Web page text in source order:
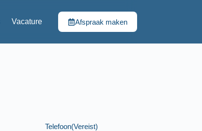
Vacature Afspraak maken
Telefoon(Vereist)